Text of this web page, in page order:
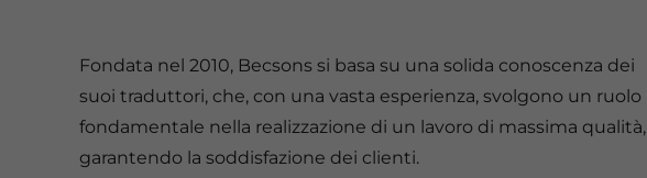
Fondata nel 2010, Becsons si basa su una solida conoscenza dei
suoi traduttori, che, con una vasta esperienza, svolgono un ruolo
fondamentale nella realizzazione di un lavoro di massima qualità,
garantendo la soddisfazione dei clienti.